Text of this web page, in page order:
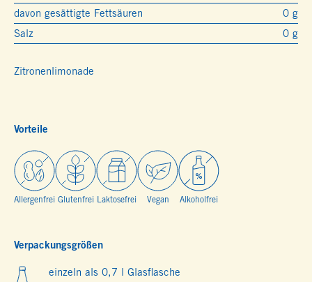
davon gesättigte Fettsäuren
0 g
Salz
0 g
Zitronenlimonade
Vorteile
Allergenfrei Glutenfrei Laktosefrei Vegan Alkoholfrei
Verpackungsgrößen
einzeln als 0,7 l Glasflasche